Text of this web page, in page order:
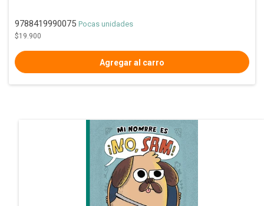
9788419990075 Pocas unidades
$19.900